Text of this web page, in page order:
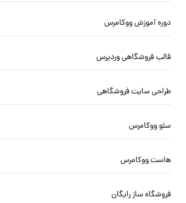
دوره آموزش ووکامرس
قالب فروشگاهی وردپرس
طراحی سایت فروشگاهی
سئو ووکامرس
هاست ووکامرس
فروشگاه ساز رایگان